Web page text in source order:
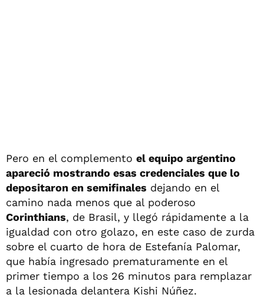
Pero en el complemento el equipo argentino
apareció mostrando esas credenciales que lo
depositaron en semifinales dejando en el
camino nada menos que al poderoso
Corinthians, de Brasil, y llegó rápidamente a la
igualdad con otro golazo, en este caso de zurda
sobre el cuarto de hora de Estefanía Palomar,
que había ingresado prematuramente en el
primer tiempo a los 26 minutos para remplazar
a la lesionada delantera Kishi Núñez.